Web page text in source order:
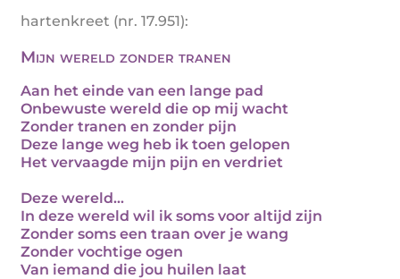
hartenkreet (nr. 17.951):
Mijn wereld zonder tranen
Aan het einde van een lange pad
Onbewuste wereld die op mij wacht
Zonder tranen en zonder pijn
Deze lange weg heb ik toen gelopen
Het vervaagde mijn pijn en verdriet
Deze wereld...
In deze wereld wil ik soms voor altijd zijn
Zonder soms een traan over je wang
Zonder vochtige ogen
Van iemand die jou huilen laat